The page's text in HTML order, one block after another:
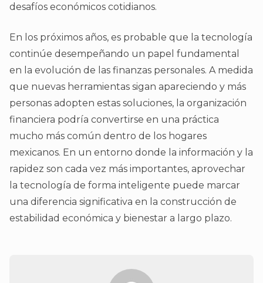
desafíos económicos cotidianos.
En los próximos años, es probable que la tecnología
continúe desempeñando un papel fundamental
en la evolución de las finanzas personales. A medida
que nuevas herramientas sigan apareciendo y más
personas adopten estas soluciones, la organización
financiera podría convertirse en una práctica
mucho más común dentro de los hogares
mexicanos. En un entorno donde la información y la
rapidez son cada vez más importantes, aprovechar
la tecnología de forma inteligente puede marcar
una diferencia significativa en la construcción de
estabilidad económica y bienestar a largo plazo.